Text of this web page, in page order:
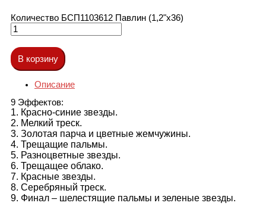
Количество БСП1103612 Павлин (1,2"х36)
В корзину
Описание
9 Эффектов:
1. Красно-синие звезды.
2. Мелкий треск.
3. Золотая парча и цветные жемчужины.
4. Трещащие пальмы.
5. Разноцветные звезды.
6. Трещащее облако.
7. Красные звезды.
8. Серебряный треск.
9. Финал – шелестящие пальмы и зеленые звезды.